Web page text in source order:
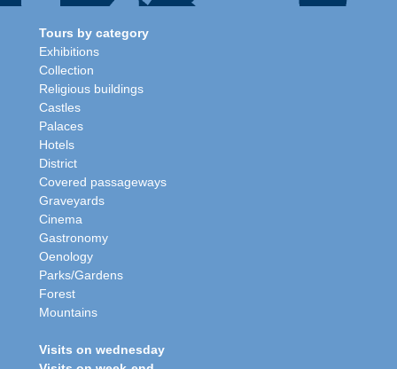
Tours by category
Exhibitions
Collection
Religious buildings
Castles
Palaces
Hotels
District
Covered passageways
Graveyards
Cinema
Gastronomy
Oenology
Parks/Gardens
Forest
Mountains
Visits on wednesday